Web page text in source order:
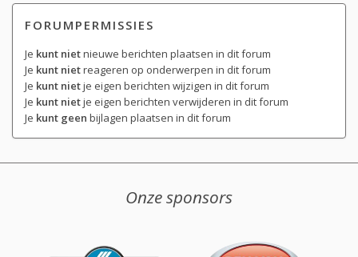
FORUMPERMISSIES
Je kunt nietnieuwe berichten plaatsen in dit forum
Je kunt nietreageren op onderwerpen in dit forum
Je kunt nietje eigen berichten wijzigen in dit forum
Je kunt nietje eigen berichten verwijderen in dit forum
Je kunt geen bijlagen plaatsen in dit forum
Onze sponsors